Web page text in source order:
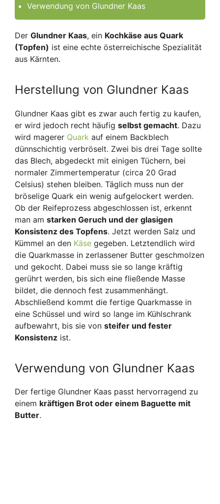
Verwendung von Glundner Kaas
Der Glundner Kaas, ein Kochkäse aus Quark
(Topfen) ist eine echte österreichische Spezialität
aus Kärnten.
Herstellung von Glundner Kaas
Glundner Kaas gibt es zwar auch fertig zu kaufen,
er wird jedoch recht häufig selbst gemacht. Dazu
wird magerer Quark auf einem Backblech
dünnschichtig verbröselt. Zwei bis drei Tage sollte
das Blech, abgedeckt mit einigen Tüchern, bei
normaler Zimmertemperatur (circa 20 Grad
Celsius) stehen bleiben. Täglich muss nun der
bröselige Quark ein wenig aufgelockert werden.
Ob der Reifeprozess abgeschlossen ist, erkennt
man am starken Geruch und der glasigen
Konsistenz des Topfens. Jetzt werden Salz und
Kümmel an den Käse gegeben. Letztendlich wird
die Quarkmasse in zerlassener Butter geschmolzen
und gekocht. Dabei muss sie so lange kräftig
gerührt werden, bis sich eine fließende Masse
bildet, die dennoch fest zusammenhängt.
Abschließend kommt die fertige Quarkmasse in
eine Schüssel und wird so lange im Kühlschrank
aufbewahrt, bis sie von steifer und fester
Konsistenz ist.
Verwendung von Glundner Kaas
Der fertige Glundner Kaas passt hervorragend zu
einem kräftigen Brot oder einem Baguette mit
Butter.